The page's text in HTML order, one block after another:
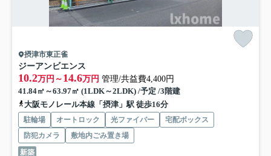
摂津市東正雀
ジーアンビエンス
10.2万円～ 14.6万円 管理/共益費4,400円
41.84㎡～63.97㎡ (1LDK～2LDK) /予定 /3階建
大阪モノレール本線「摂津」駅 徒歩16分
駐輪場 オートロック 光ファイバー
宅配ボックス
防犯カメラ
敷地内ごみ置き場
新築